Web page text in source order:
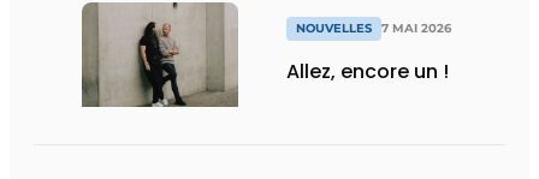
NOUVELLES 7 MAI 2026
Allez, encore un !